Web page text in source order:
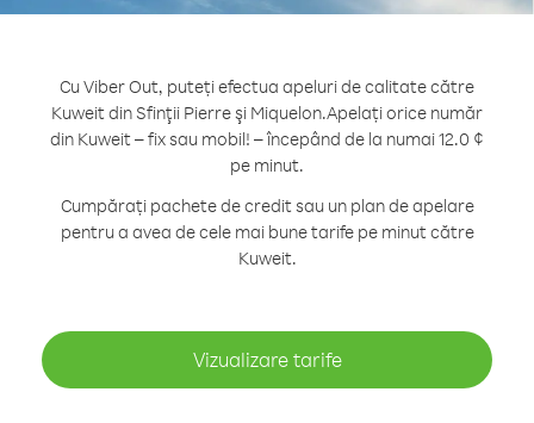
Cu Viber Out, puteți efectua apeluri de calitate către
Kuweit din Sfinţii Pierre şi Miquelon.Apelați orice număr
din Kuweit – fix sau mobil! – începând de la numai 12.0 ¢
pe minut.
Cumpărați pachete de credit sau un plan de apelare
pentru a avea de cele mai bune tarife pe minut către
Kuweit.
Vizualizare tarife